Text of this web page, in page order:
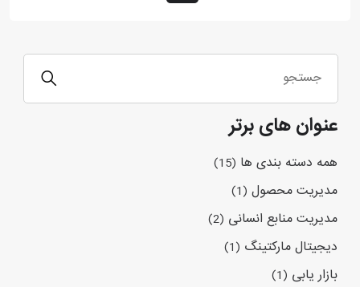
عنوان های برتر
همه دسته بندی ها (15)
مدیریت محصول (1)
مدیریت منابع انسانی (2)
دیجیتال مارکتینگ (1)
بازار یابی (1)